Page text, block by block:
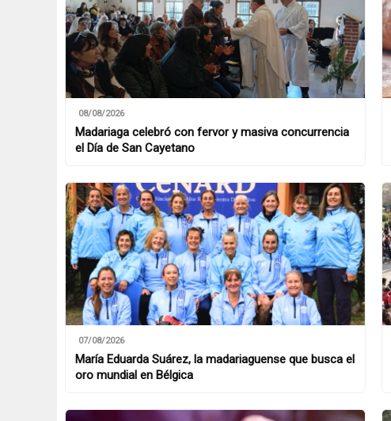
08/08/2026
Madariaga celebró con fervor y masiva concurrencia
el Día de San Cayetano
07/08/2026
María Eduarda Suárez, la madariaguense que busca el
oro mundial en Bélgica